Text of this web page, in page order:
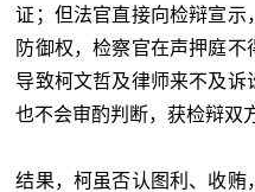
证；但法官直接向检辩宣示
防御权，检察官在声押庭不
导致柯文哲及律师来不及
也不会审酌判断，获检辩双
结果，柯虽否认图利、收贿